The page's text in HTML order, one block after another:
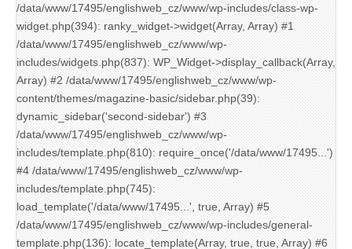
/data/www/17495/englishweb_cz/www/wp-includes/class-wp-
widget.php(394): ranky_widget->widget(Array, Array) #1
/data/www/17495/englishweb_cz/www/wp-
includes/widgets.php(837): WP_Widget->display_callback(Array,
Array) #2 /data/www/17495/englishweb_cz/www/wp-
content/themes/magazine-basic/sidebar.php(39):
dynamic_sidebar('second-sidebar') #3
/data/www/17495/englishweb_cz/www/wp-
includes/template.php(810): require_once('/data/www/17495...')
#4 /data/www/17495/englishweb_cz/www/wp-
includes/template.php(745):
load_template('/data/www/17495...', true, Array) #5
/data/www/17495/englishweb_cz/www/wp-includes/general-
template.php(136): locate_template(Array, true, true, Array) #6